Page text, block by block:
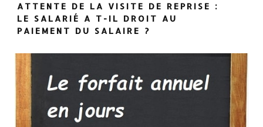
ATTENTE DE LA VISITE DE REPRISE :
LE SALARIÉ A T-IL DROIT AU
PAIEMENT DU SALAIRE ?